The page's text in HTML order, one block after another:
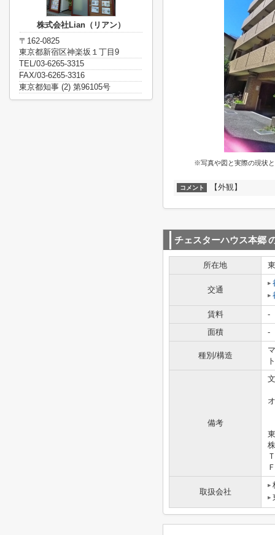
※写真や図と実際の現状
コメント 【外観】
チェスターハウス本郷
所在地
交通
賃料
-
面積
-
種別/構造
ト
備考
取扱会社
株式会社Lian（リアン）
〒162-0825
東京都新宿区神楽坂１丁目9
TEL/03-6265-3315
FAX/03-6265-3316
東京都知事 (2) 第96105号